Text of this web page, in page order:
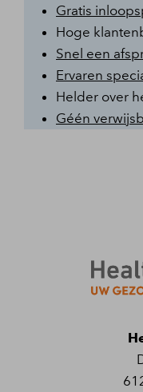
Gratis
Hoge
Snel een
Ervaren
Helder over
Géén